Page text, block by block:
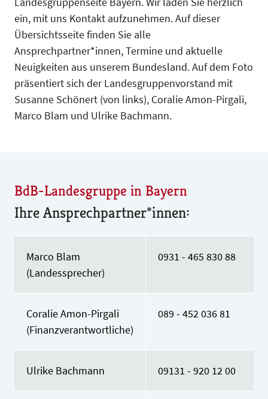
ein, mit uns Kontakt aufzunehmen. Auf dieser
Übersichtsseite finden Sie alle
Ansprechpartner*innen, Termine und aktuelle
Neuigkeiten aus unserem Bundesland. Auf dem Foto
präsentiert sich der Landesgruppenvorstand mit
Susanne Schönert (von links), Coralie Amon-Pirgali,
Marco Blam und Ulrike Bachmann.
BdB-Landesgruppe in Bayern
Ihre Ansprechpartner*innen:
Marco Blam
(Landessprecher)
0931 - 465 830 88
Coralie Amon-Pirgali
(Finanzverantwortliche)
089 - 452 036 81
Ulrike Bachmann 09131 - 920 12 00